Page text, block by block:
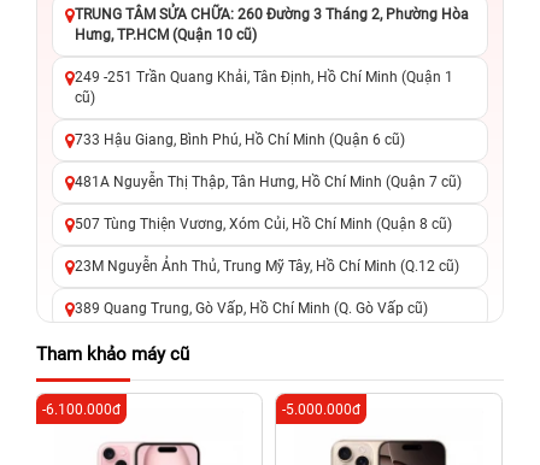
TRUNG TÂM SỬA CHỮA: 260 Đường 3 Tháng 2, Phường Hòa
Hưng, TP.HCM (Quận 10 cũ)
249 -251 Trần Quang Khải, Tân Định, Hồ Chí Minh (Quận 1
cũ)
733 Hậu Giang, Bình Phú, Hồ Chí Minh (Quận 6 cũ)
481A Nguyễn Thị Thập, Tân Hưng, Hồ Chí Minh (Quận 7 cũ)
507 Tùng Thiện Vương, Xóm Củi, Hồ Chí Minh (Quận 8 cũ)
23M Nguyễn Ảnh Thủ, Trung Mỹ Tây, Hồ Chí Minh (Q.12 cũ)
389 Quang Trung, Gò Vấp, Hồ Chí Minh (Q. Gò Vấp cũ)
625 - 625A Âu Cơ, Tân Phú, Hồ Chí Minh (Quận Tân Phú cũ)
326 Lê Văn Việt, Tăng Nhơn Phú, Hồ Chí Minh (Q.9 TP. Thủ
Đức cũ)
256 Võ Văn Ngân, Thủ Đức, Hồ Chí Minh (Bình Thọ, TP. Thủ
Tham khảo máy cũ
-6.100.000đ -5.000.000đ